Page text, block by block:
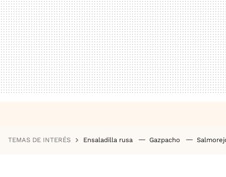
TEMAS DE INTERÉS Ensaladilla rusa Gazpacho